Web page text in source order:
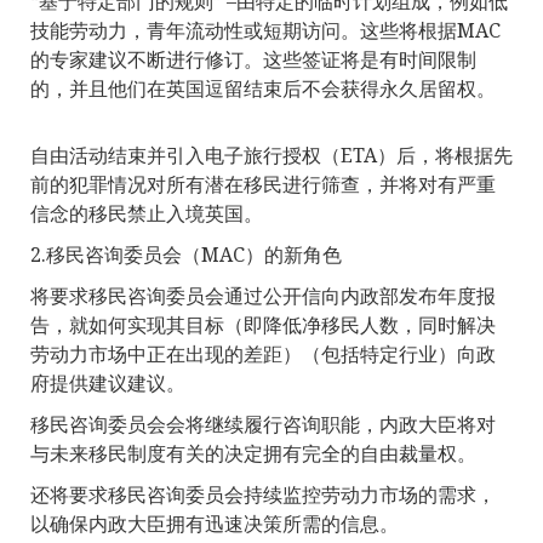
技能劳动力，青年流动性或短期访问。这些将根据MAC
的专家建议不断进行修订。这些签证将是有时间限制
的，并且他们在英国逗留结束后不会获得永久居留权。
自由活动结束并引入电子旅行授权（ETA）后，将根据先
前的犯罪情况对所有潜在移民进行筛查，并将对有严重
信念的移民禁止入境英国。
2.移民咨询委员会（MAC）的新角色
将要求移民咨询委员会通过公开信向内政部发布年度报
告，就如何实现其目标（即降低净移民人数，同时解决
劳动力市场中正在出现的差距）（包括特定行业）向政
府提供建议建议。
移民咨询委员会会将继续履行咨询职能，内政大臣将对
与未来移民制度有关的决定拥有完全的自由裁量权。
还将要求移民咨询委员会持续监控劳动力市场的需求，
以确保内政大臣拥有迅速决策所需的信息。